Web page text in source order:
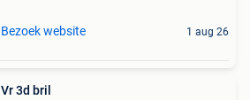
Bezoek website 1 aug 26
Vr 3d bril